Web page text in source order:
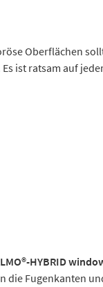
Oberflächen
ist ratsam auf
HYBRID
die Fugenkanten